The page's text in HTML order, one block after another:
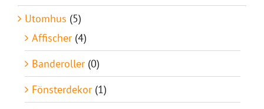
Utomhus (5)
Affischer (4)
Banderoller (0)
Fönsterdekor (1)